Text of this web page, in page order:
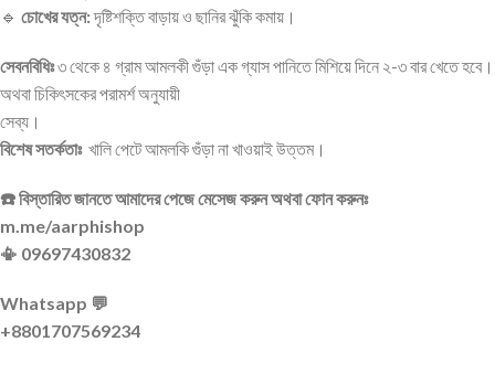
🔹 চোখের যত্ন:দৃষ্টিশক্তি বাড়ায় ও ছানির ঝুঁকি কমায়।
সেবনবিধিঃ৩ থেকে ৪ গ্রাম আমলকী গুঁড়া এক গ্যাস পানিতে মিশিয়ে দিনে ২-৩ বার খেতে হবে।
অথবা চিকিৎসকের পরামর্শ অনুযায়ী
সেব্য।
বিশেষ সতর্কতাঃখালি পেটে আমলকি গুঁড়া না খাওয়াই উত্তম।
☎️ বিস্তারিত জানতে আমাদের পেজে মেসেজ করুন অথবা ফোন করুনঃ
m.me/aarphishop
📳 09697430832
Whatsapp 💬
+8801707569234